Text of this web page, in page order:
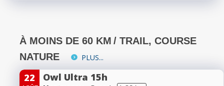
À MOINS DE 60 KM / TRAIL, COURSE
NATURE
PLUS...
22 Owl Ultra 15h